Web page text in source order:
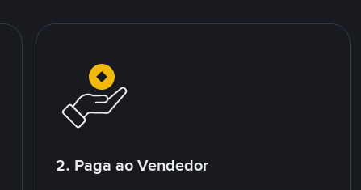
2. Paga ao Vendedor